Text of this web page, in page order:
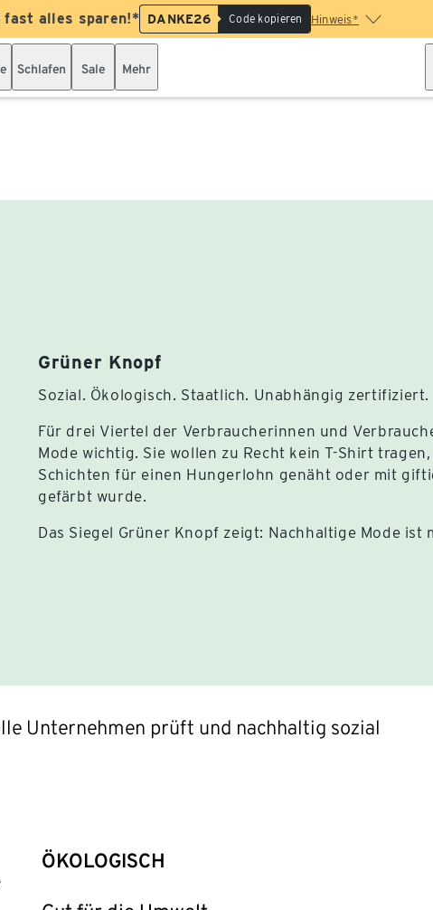
fast alles sparen!* DANKE26 Code kopieren Hinweis*
Schlafen Sale Mehr
Grüner Knopf
Sozial. Ökologisch. Staatlich. Unabhängig zertifiziert.
Für drei Viertel der Verbraucherinnen und
Mode wichtig. Sie wollen zu Recht kein T-Shirt
Schichten für einen Hungerlohn genäht oder mit
gefärbt wurde.
Das Siegel Grüner Knopf zeigt: Nachhaltige Mode ist
Unternehmen prüft und nachhaltig sozial
ÖKOLOGISCH